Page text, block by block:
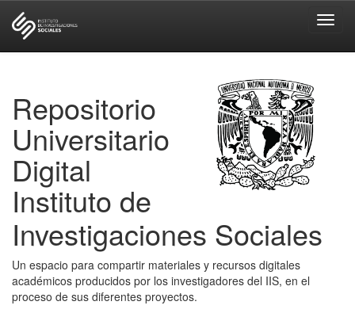
Repositorio
Universitario
Digital
Instituto de
Investigaciones Sociales
Un espacio para compartir materiales y recursos digitales
académicos producidos por los investigadores del IIS, en el
proceso de sus diferentes proyectos.